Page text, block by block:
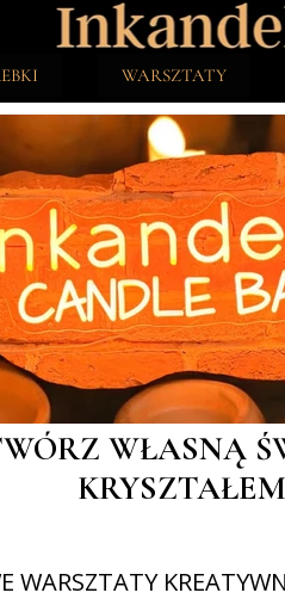
WARSZTATY
WŁASNĄ
KRYSZTAŁEM
WARSZTATY